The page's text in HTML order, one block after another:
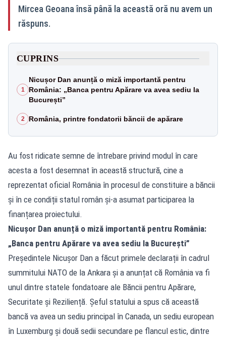
Mircea Geoana însă până la această oră nu avem un
răspuns.
CUPRINS
1
Nicușor Dan anunță o miză importantă pentru
România: „Banca pentru Apărare va avea sediu la
București”
2 România, printre fondatorii băncii de apărare
Au fost ridicate semne de întrebare privind modul în care
acesta a fost desemnat în această structură, cine a
reprezentat oficial România în procesul de constituire a băncii
și în ce condiții statul român și-a asumat participarea la
finanțarea proiectului.
Nicușor Dan anunță o miză importantă pentru România:
„Banca pentru Apărare va avea sediu la București”
Președintele Nicușor Dan a făcut primele declarații în cadrul
summitului NATO de la Ankara și a anunțat că România va fi
unul dintre statele fondatoare ale Băncii pentru Apărare,
Securitate și Reziliență. Șeful statului a spus că această
bancă va avea un sediu principal în Canada, un sediu european
în Luxemburg și două sedii secundare pe flancul estic, dintre